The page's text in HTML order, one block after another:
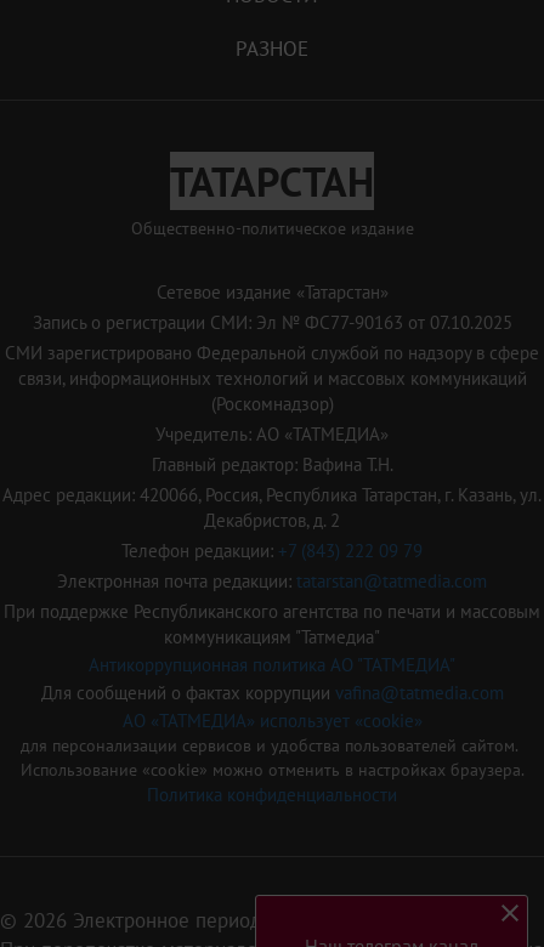
РАЗНОЕ
ТАТАРСТАН
Общественно-политическое издание
Сетевое издание «Татарстан»
Запись о регистрации СМИ: Эл № ФС77-90163 от 07.10.2025
СМИ зарегистрировано Федеральной службой по надзору в сфере
связи, информационных технологий и массовых коммуникаций
(Роскомнадзор)
Учредитель: АО «ТАТМЕДИА»
Главный редактор: Вафина Т.Н.
Адрес редакции: 420066, Россия, Республика Татарстан, г. Казань, ул.
Декабристов, д. 2
Телефон редакции: +7 (843) 222 09 79
Электронная почта редакции: tatarstan@tatmedia.com
При поддержке Республиканского агентства по печати и массовым
коммуникациям "Татмедиа"
Антикоррупционная политика АО "ТАТМЕДИА"
Для сообщений о фактах коррупции vafina@tatmedia.com
АО «ТАТМЕДИА» использует «cookie»
для персонализации сервисов и удобства пользователей сайтом.
Использование «cookie» можно отменить в настройках браузера.
Политика конфиденциальности
© 2026 Электронное периодическое издание «Татарстан»